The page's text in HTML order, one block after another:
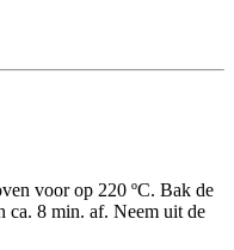
voor op 220 ºC. Bak de
ca. 8 min. af. Neem uit de